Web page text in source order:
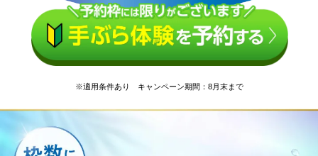
※適用条件あり キャンペーン期間：8月末まで